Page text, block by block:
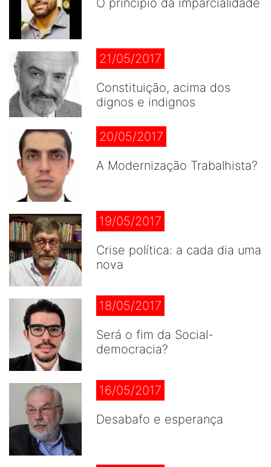
O princípio da imparcialidade
21/05/2017
Constituição, acima dos
dignos e indignos
20/05/2017
A Modernização Trabalhista?
19/05/2017
Crise política: a cada dia uma
nova
18/05/2017
Será o fim da Social-
democracia?
16/05/2017
Desabafo e esperança